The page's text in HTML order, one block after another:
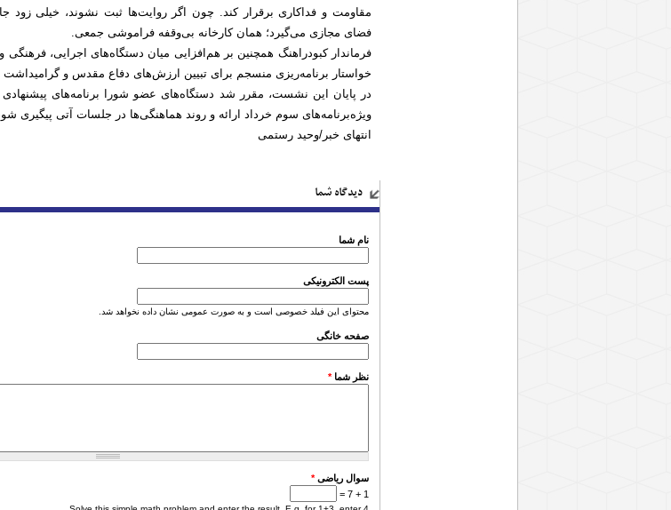
مقاومت و فداکاری برقرار کند. چون اگر روایت‌ها ثبت نشوند، خیلی زود
فضای مجازی می‌گیرد؛ همان کارخانه بی‌وقفه فراموشی جمعی.
فرماندار کبودراهنگ همچنین بر هم‌افزایی میان دستگاه‌های اجرایی،
خواستار برنامه‌ریزی منسجم برای تبیین ارزش‌های دفاع مقدس و
در پایان این نشست، مقرر شد دستگاه‌های عضو شورا برنامه‌های
ویژه‌برنامه‌های سوم خرداد ارائه و روند هماهنگی‌ها در جلسات آتی پیگیری
انتهای خبر/وحید رستمی
دیدگاه شما
نام شما
پست الکترونیکی
محتوای این فیلد خصوصی است و به صورت عمومی نشان داده نخواهد شد.
صفحه خانگی
نظر شما*
سوال ریاضی*
1 + 7 =